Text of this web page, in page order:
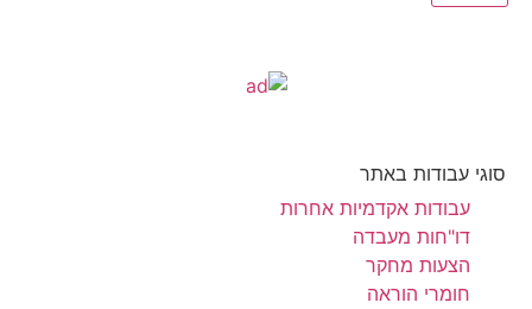
סוגי עבודות באתר
עבודות אקדמיות אחרות
דו"חות מעבדה
הצעות מחקר
חומרי הוראה